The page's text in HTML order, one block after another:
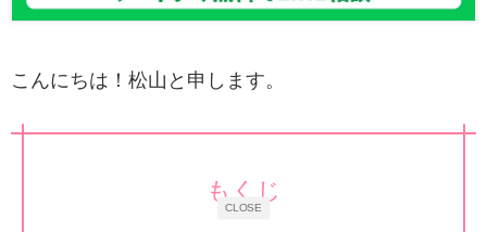
こんにちは！松山と申します。
CLOSE
もくじ